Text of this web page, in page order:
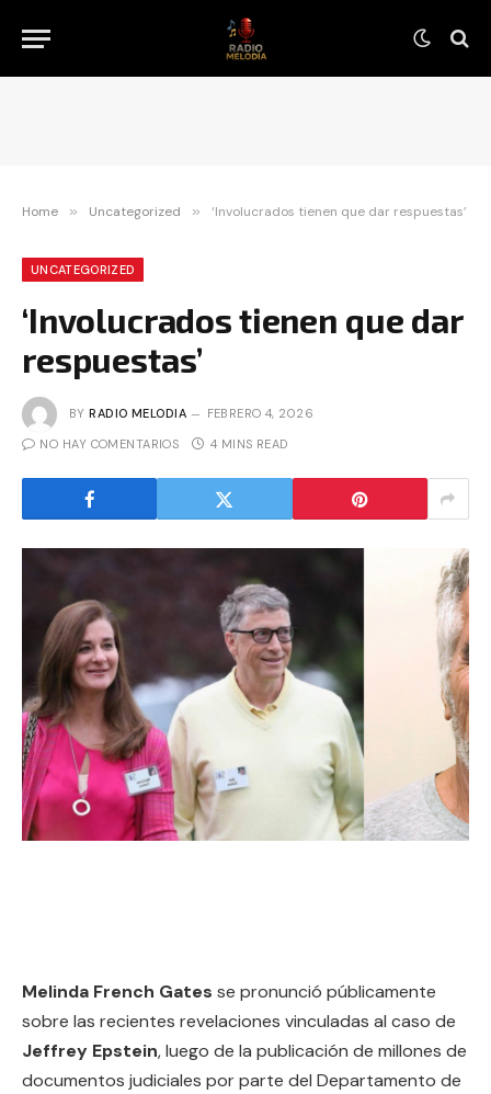
Home » Uncategorized » ‘Involucrados tienen que dar respuestas’
UNCATEGORIZED
‘Involucrados tienen que dar
respuestas’
BY RADIO MELODIA FEBRERO 4, 2026
NO HAY COMENTARIOS 4 MINS READ
Melinda French Gates se pronunció públicamente
sobre las recientes revelaciones vinculadas al caso de
Jeffrey Epstein, luego de la publicación de millones de
documentos judiciales por parte del Departamento de